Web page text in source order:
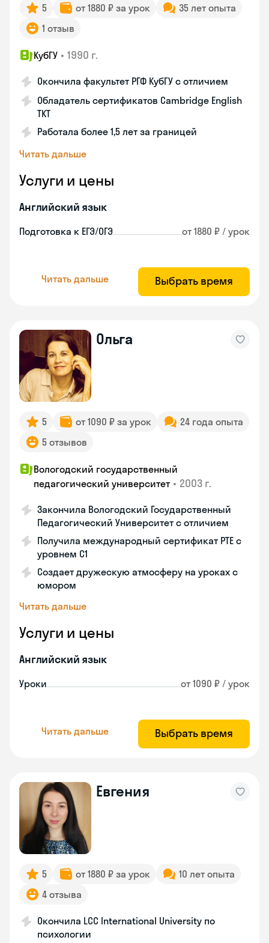
5 от 1880 ₽ за урок
35 лет опыта
1 отзыв
КубГУ • 1990 г.
Окончила факультет РГФ КубГУ с отличием
Обладатель сертификатов Cambridge English
TKT
Работала более 1,5 лет за границей
Читать дальше
Услуги и цены
Английский язык
Подготовка к ЕГЭ/ОГЭ от 1880 ₽ / урок
Читать дальше Выбрать время
Ольга
5 от 1090 ₽ за урок
24 года опыта
5 отзывов
Вологодский государственный
педагогический университет • 2003 г.
Закончила Вологодский Государственный
Педагогический Университет с отличием
Получила международный сертификат PTE с
уровнем C1
Создает дружескую атмосферу на уроках с
юмором
Читать дальше
Услуги и цены
Английский язык
Уроки от 1090 ₽ / урок
Читать дальше Выбрать время
Евгения
5 от 1880 ₽ за урок
10 лет опыта
4 отзыва
Окончила LCC International University по
психологии